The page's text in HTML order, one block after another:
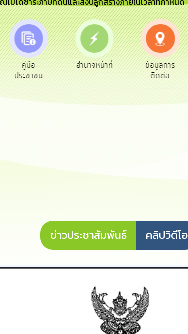
อำนาจหน้าที่
ข้อมูลการ
สายด่วนผู้
บริหาร
ข่าวประชาสัมพันธ์ คลิปวิดีโอ